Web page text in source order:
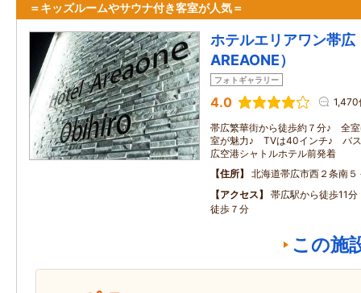
＝キッズルームやサウナ付き客室が人気＝
ホテルエリアワン帯広
AREAONE）
フォトギャラリー
4.0 1,470
帯広繁華街から徒歩約７分♪ 全
室が魅力♪ TVは40インチ♪ バ
広空港シャトルホテル前発着
住所
北海道帯広市西２条南５
アクセス
帯広駅から徒歩11
徒歩７分
この施